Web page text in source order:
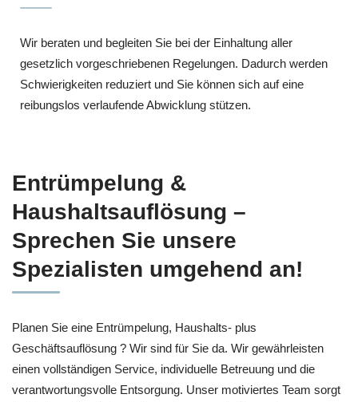
Wir beraten und begleiten Sie bei der Einhaltung aller
gesetzlich vorgeschriebenen Regelungen. Dadurch werden
Schwierigkeiten reduziert und Sie können sich auf eine
reibungslos verlaufende Abwicklung stützen.
Entrümpelung &
Haushaltsauflösung –
Sprechen Sie unsere
Spezialisten umgehend an!
Planen Sie eine Entrümpelung, Haushalts- plus
Geschäftsauflösung ? Wir sind für Sie da. Wir gewährleisten
einen vollständigen Service, individuelle Betreuung und die
verantwortungsvolle Entsorgung. Unser motiviertes Team sorgt